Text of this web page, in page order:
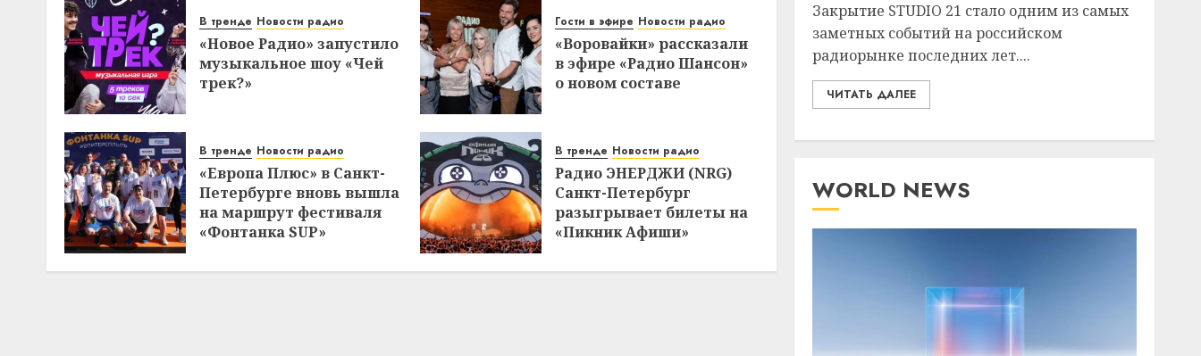
В тренде Новости радио
«Новое Радио» запустило
музыкальное шоу «Чей
трек?»
Гости в эфире Новости радио
«Воровайки» рассказали
в эфире «Радио Шансон»
о новом составе
В тренде Новости радио
«Европа Плюс» в Санкт-
Петербурге вновь вышла
на маршрут фестиваля
«Фонтанка SUP»
В тренде Новости радио
Радио ЭНЕРДЖИ (NRG)
Санкт-Петербург
разыгрывает билеты на
«Пикник Афиши»
Закрытие STUDIO 21 стало одним из самых
заметных событий на российском
радиорынке последних лет....
ЧИТАТЬ ДАЛЕЕ
WORLD NEWS